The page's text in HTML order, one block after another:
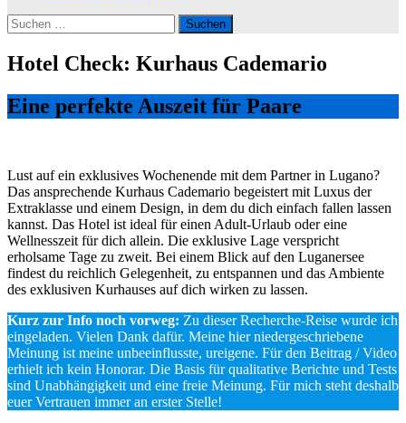
Suchen
nach:
Hotel Check: Kurhaus Cademario
Eine perfekte Auszeit für Paare
Lust auf ein exklusives Wochenende mit dem Partner in Lugano?
Das ansprechende Kurhaus Cademario begeistert mit Luxus der
Extraklasse und einem Design, in dem du dich einfach fallen lassen
kannst. Das Hotel ist ideal für einen Adult-Urlaub oder eine
Wellnesszeit für dich allein. Die exklusive Lage verspricht
erholsame Tage zu zweit. Bei einem Blick auf den Luganersee
findest du reichlich Gelegenheit, zu entspannen und das Ambiente
des exklusiven Kurhauses auf dich wirken zu lassen.
Kurz zur Info noch vorweg: Zu dieser Recherche-Reise wurde ich
eingeladen. Vielen Dank dafür. Meine hier niedergeschriebene
Meinung ist meine unbeeinflusste, ureigene. Für den Beitrag / Video
erhielt ich kein Honorar. Die Basis für qualitative Berichte und Tests
sind Unabhängigkeit und eine freie Meinung. Für mich steht deshalb
euer Vertrauen immer an erster Stelle!